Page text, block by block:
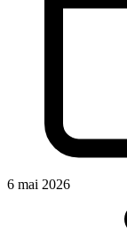
6 mai 2026